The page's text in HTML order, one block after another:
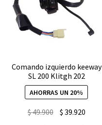
Comando izquierdo keeway
SL 200 Klitgh 202
AHORRAS UN 20%
$49.900 El$ 39.920El